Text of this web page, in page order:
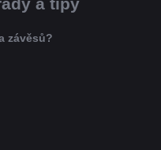
závěsů?